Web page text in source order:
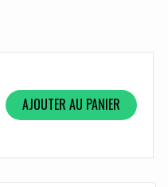
AJOUTER AU PANIER